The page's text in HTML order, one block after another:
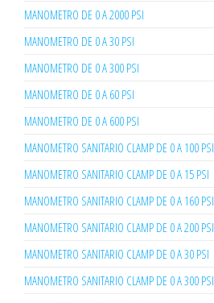
MANOMETRO DE 0 A 2000 PSI
MANOMETRO DE 0 A 30 PSI
MANOMETRO DE 0 A 300 PSI
MANOMETRO DE 0 A 60 PSI
MANOMETRO DE 0 A 600 PSI
MANOMETRO SANITARIO CLAMP DE 0 A 100 PSI
MANOMETRO SANITARIO CLAMP DE 0 A 15 PSI
MANOMETRO SANITARIO CLAMP DE 0 A 160 PSI
MANOMETRO SANITARIO CLAMP DE 0 A 200 PSI
MANOMETRO SANITARIO CLAMP DE 0 A 30 PSI
MANOMETRO SANITARIO CLAMP DE 0 A 300 PSI